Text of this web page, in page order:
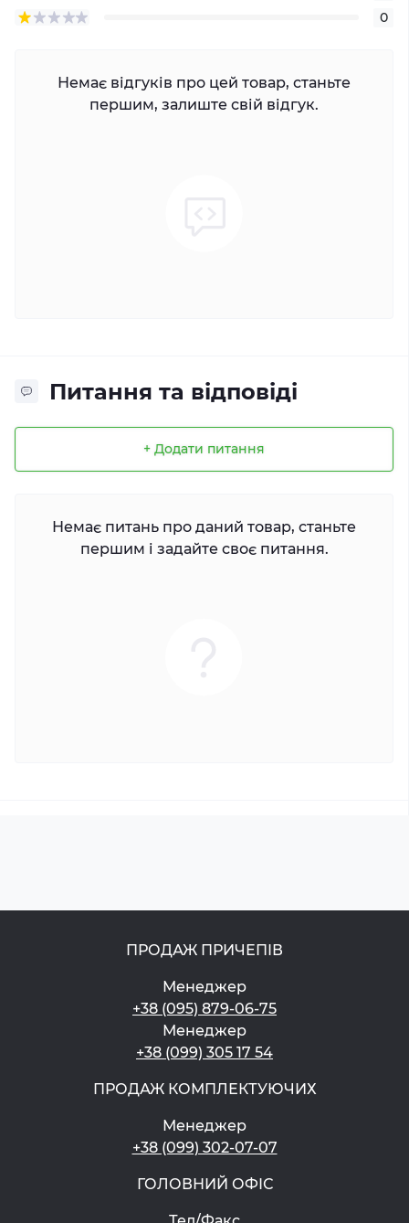
0
Немає відгуків про цей товар, станьте
першим, залиште свій відгук.
Питання та відповіді
+ Додати питання
Немає питань про даний товар, станьте
першим і задайте своє питання.
ПРОДАЖ ПРИЧЕПІВ
Менеджер
+38 (095) 879-06-75
Менеджер
+38 (099) 305 17 54
ПРОДАЖ КОМПЛЕКТУЮЧИХ
Менеджер
+38 (099) 302-07-07
ГОЛОВНИЙ ОФІС